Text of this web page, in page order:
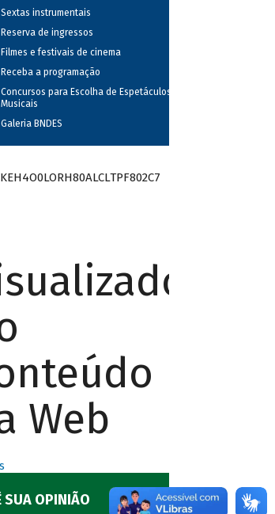
Sextas instrumentais
Reserva de ingressos
Filmes e festivais de cinema
Receba a programação
Concursos para Escolha de Espetáculos
Musicais
Galeria BNDES
Web
SUA OPINIÃO